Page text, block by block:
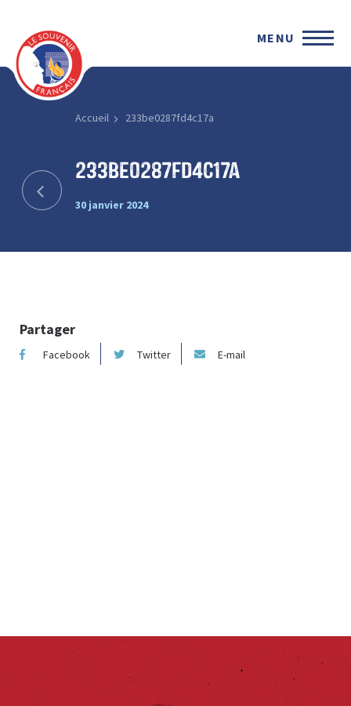
MENU
Accueil 233be0287fd4c17a
233be0287fd4c17a
30 janvier 2024
Partager
Facebook Twitter E-mail